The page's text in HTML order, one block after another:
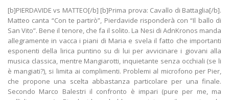
[b]PIERDAVIDE vs MATTEO[/b] [b]Prima prova: Cavallo di Battaglia[/b]. Matteo canta “Con te partirò”, Pierdavide risponderà con “Il ballo di San Vito”. Bene il tenore, che fa il solito. La Nesi di AdnKronos manda allegramente in vacca i piani di Maria e svela il fatto che importanti esponenti della lirica puntino su di lui per avvicinare i giovani alla musica classica, mentre Mangiarotti, inquietante senza occhiali (se li è mangiati?), si limita ai complimenti. Problemi al microfono per Pier, che propone una scelta abbastanza particolare per una finale. Secondo Marco Balestri il confronto è impari (pure per me, ma nell’altro verso) e Pierdavide andrebbe premiato per il suo estro e le sue idee nuove. Sguardo sul televoto: in vantaggio Pierdavide. [b]Seconda prova: Cavallo di Battaglia[/b]. Prima Matteo con “Who wants to live forever”, poi Pier con un suo inedito, “Trullallero rullallà”. C’è da dire che Matteo è riuscito a far suo un pezzo dei Queen impegnativo, mentre il pezzo di Pier è sicuramente uno dei più azzeccati tra quelli proposti quest’anno. La critica ne esalta la simpatia più della bravura, mentre Charlie Gnocchi delle radio ne propone l’esportazione all’estero. [b]Terza prova: Musical[/b]. “Saranno iper sintetizzati”, ci anticipa Patrick Rossi Gastaldi. Il musical di Matteo è “Hairspray”. Sì, avete capito bene. Matteo interpreta la protagonista sovrappeso, canta e balla sui tacchi (…) finchè viene interrotto da un postino di C’è posta per te (ve lo GIURO) che porta una lettera e si integra nelle coreografie del musical. I critici sottolineano la vena ironica del ragazzo (la mia reazione invece sempre di vene trattava, ma era più una minaccia). Pierdavide propone invece “American Graffiti”; mi sto chiedendo il senso di fare musical quando si è ignorata la materia per tutte queste settimane. Il televoto vede ancora in testa Pierdavide. [b]Quarta prova: Brano in comune[/b], si tratta di “Certe notti”. “Sarà l’unico pezzo in comune”, specifica la De Filippi. Sì sì, non sia mai. Il genere di Ligabue non c’entra nulla col mondo classico di Matteo (e si sapeva), ma non brilla neanche l’ex cantante bianco. Tutto sommato due esibizioni reperibili a qualsiasi karaoke di città, ma forse sarà la canzone. [b]Quinta prova: Cavallo di Battaglia[/b]. Parte Matteo col “Nessun dorma”, uno dei pochi brani lirici che acchiappa i consensi del pubblico che in quanto a musica classica non va più in là delle colonne sonore della pubblicità della Fiat. Pierdavide sceglie di cantare “Berta filava”; lo fa abbastanza bene, forse scimmiottando un po’ troppo Gaetano. Ma magari ora gli dicono che han preferito la sua versione a quella originale, visto che stan volando paroloni per ogni cosa. “I cantanti del futuro canteranno le canzoni di Pierdavide”, dice ad esempio Balestra, mentre la Nesi lo candida già per Sanremo. [b]Ultima prova: I vostri brani[/b]. E’ un libro di Elsa Morante? No, si parla dei loro inediti. Si parte da quello di Matteo, mentre Pierdavide canta “Di notte”, reduce da una settimana al primo posto su iTunes. “Il suo cd esce domani”, annuncia Maria. Grazia piange disperata sugli spalti (ma rigorosamente in favore di telecamera). Chiuso il televoto, anche Matteo arriva al centro del palco per il primo verdetto. Carte. [b]Vince la prima sfida… PIERDAVIDE col 56% dei voti.[/b] Tocca ancora a Pierdavide scegliere con chi sfidarsi. La scelta, anche in questo caso prevedibile, ricade su Loredana. [b]PIERDAVIDE vs LOREDANA[/b] [b]Prima prova: Brano in comune[/b]. Il pezzo è “La leva calcistica del ‘68”, quella del “non aver paura di tirare un calcio di rigore”, per intenderci. Mentre i ballerini di Ezralow disturbano il normale svolgimento della gara, Pierdavide fa il suo, Loredana interpreta a suo modo e, a sorpresa, porta a casa pure qualcosa di convincente. Certo, magari capire più di una parola su 4 sarebbe stato gradito. “Superba”, dice Mangiarotti, “sono pazza di lei”, esclama la Pina. Solo Balestri fuori dal coro. Il televoto vede in vantaggio Loredana. [b]Seconda prova: Cavallo di Battaglia[/b], “Bohemian Rapsody” contro “La mia storia tra le dita”. Pier dimostra di avere anche una buona dose di voce; Gnocchi gli rimprovera poco movimento sul palco, mentre Platinette scende in difesa di Pier (“non ci sono i ballerini stasera eh”). Bene all’inizio, poi va in anticipo sul ritornello e gesticola come un hostess di volo, in generale canta troppo distante dal microfono e si sente poco. Commissione spaccata, affiora qualche perplessità. Platinette esprime le sue obiezioni ai continui commenti ad ogni esibizione e chiede di lasciare cantare i finalisti. Carte: è in vantaggio ancora Pier. [b]Terza prova: I vostri brani[/b]. Pierdavide cala il carico da 90 con “La ballata dell’ospedale”, mentre Loredana replica con il vecchio inedito, “La voce delle stelle”. Qualcuno spieghi al tizio in grafica che Loredana è in viola, non in rosa shocking. E che il rosa, in generale, c’entra poco con lei. La Pina si mette a fotografarla (“sono una sua fan”, si giustifica), piovono complimenti a destra e a manca. Carte: sostanziale parità. [b]Quarta prova: Cavallo di Battaglia[/b], stasera è un ippodromo. “Anche per te” è il pezzo scelto da Pier, mentre per Loredana c’è “Mentre tutto scorre” dei Negramaro. Delirio totale, canta, corre, sbraita, urla. Sarà anche la vincitrice annunciata, ma non si può sentire. È un fiorire di frasi fatte: “io canto per una vocazione”, “io amo la musica, amo Loredana”, “è eccezionale”, “la vita è meravigliosa”, “penso ai bambini più sfortunati e piango”. Platinette rinnova la polemica sull’utilità (o meno) di criticare le esibizioni dei ragazzi. [b]Quinta prova: Brano in comune[/b], si tratta di “Niente Paura”. Oggi Ligabue la fa da padrone, sui pezzi in comune. Tremenda stecca iniziale per Pier, poi Mangiarotti si imbarazza ma non troppo nell’esprimere la sua preferenza verso Loredana. E si sa che Mangiarotti ha lo strano dono di tifare sempre per il vincitore di Amici. L’ex cantante della squadra Blu canta effettivamente meglio, mentre la coreografia di Ezralow improvvisa un matrimonio mischiato a un match di pugilato. Che non c’entra niente con il brano, ma la cosa non ha mai preoccupato Daniel eccessivamente. [b]Ultima prova: Cavallo di Battaglia[/b]. Un suo pezzo, “Superstar” per Pierdavide, accompagnandosi con la chitarra. Loredana replica con “A te” di Jovanotti, sbagliando il testo per la duecentesima volta dall’inizio del programma. Eh ma lei è eclettica, lei può. Chiuso il televoto, siamo al secondo verdetto. [b]Vince la seconda sfida… LOREDANA col 51% dei voti[/b]. Il mitico 51, sempre sia lodato. [b]FINALISSIMA – LOREDANA vs EMMA[/b] [b]Prima prova: Cavallo di Battaglia[/b]. “E se domani” per Emma, al suo esordio nella competizione questa sera. Piovono complimenti, mentre Plati coglie l’occasione per ricordare Mina, reduce dal 70° compleanno. Loredana canta “Oggi sono io”, incantando critici e giornalisti. Brava effettivamente, stavolta. Charlie Gnocchi si informa sui risultati delle regionali in Lazio (anche lì una Emma sconfitta, per la cronaca) per evitare di dare un’opinione sulla sfida. Carte: è avanti Emma. [b]Seconda prova: Brano in comune[/b]. Trattasi della tenera “Why”, che nessuna delle due riesce a rendere nemmeno lontanamente come si dovrebbe. Più errori per Loredana, che parte prima e sfoggia il suo temibile inglese da combattimento, notoriamente arma di distruzione di massa. Giordano, infatti, frena un po’, mentre gli altri critici tessono le lodi della cantante in maglia lilla. Poi Loredana parte col monologo, mentre Emma, inquadrata, si chiede: “e io?”. [b]Terza prova: Brano in comune[/b]. “Dedicato”, un brano della Bertè che indubbiamente non favorisce nessuna delle due finaliste. Nonnò. Ma la cosa più inquietante resta la differenza di tempo dedicato: “Emma, canta, brava, grazie, a posto”. Le carte vedono Loredana in testa. [b]Quarta prova: I vostri brani[/b]. La mia isola. “Calore” per Emma, il riservato “Ragazza occhi cielo”, per Loredana. Il pubblico finalmente si fa un po’ sentire per Emma, Dondoni deve sminuirla: “però Emma riprenditi perché Loredana stasera è in forma smagliante”, Baldini (dategli degli occhiali, sembra una talpa) minaccia di far risuonare l’inedito in radio. Samuel Peron avvistato nel pubblico, l’anno prossimo si fa Ballando con gli Amici. Nuovo testo per la canzone di Loredana (“Voglia mia di vita, voglia di star bene, voglia di hdhffe, voglia di star bene, voglia di star bene) che riceve altri complimenti in zona-critica. Carte: sostanziale parità. [b]Quinta prova: Cavallo di Battaglia[/b]. “If I ain’t got you” per quella che è sempre più la copia ossigenata e stirata di Alessandra Amoroso. Per Loredana c’è la riproposizione di “Dio come ti amo”, che cantò il giorno del suo ingresso nella scuola. [b]Sesta prova: I vostri brani[/b]. Ah ecco, pensavo ballo. Tocca a “Meravigliosa” contro “L’ho visto prima io”, che già settimana scorsa non entrò propriamente nel cuore dei telespettatori, per usare un eufemismo. Loredana tira fuori tutta la voce rimasta, Platinette canta e balla, pure Loredana si dimena sull’inedito della sua avversaria. Un giornalista fa una domanda innocente ad Emma che si picca e risponde aggressiva; sembra una parodia di Asia Argento. Il pezzo di Loredana è di quelli che ti fan rivalutare “Se fossi un tango” della Zanicchi. Ma poi si può scrivere “sotto STO cielo” nel testo? Ma che, ci stava facendo un favore Antonacci scrivendola? [b]Ultima prova: Brano in comune[/b]. Si tratta di “Sei nell’anima”, quei pezzi sempre validi quando hai concorrenti svociate che possono urlare come la Nannini senza averne la grinta. Prima Emma, poi Loredana, finalmente si chiude il televoto, è l’1.06. Entra in studio [b]Biagio Antonacci[/b], un ospite a caso, poco dentro i meccanismi di questa edizione. Entra e canta il suo nuovo singolo. Bene, fatta marchetta? A ca-sa Passiamo al premio della critica, prima c’è